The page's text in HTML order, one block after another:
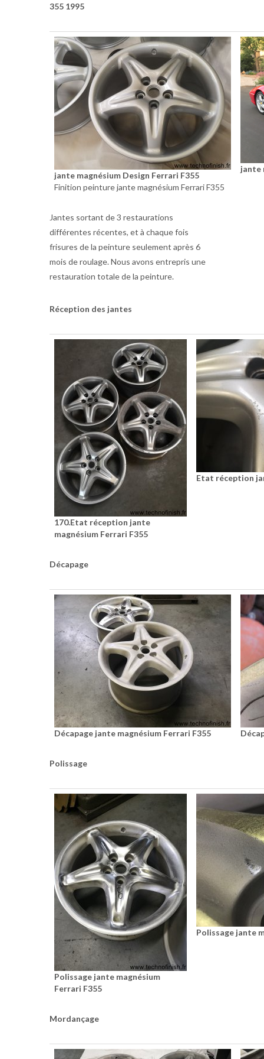
355 1995
jante magnésium Design Ferrari F355
Finition peinture jante magnésium Ferrari F355
jante
Jantes sortant de 3 restaurations
différentes récentes, et à chaque fois
frisures de la peinture seulement après 6
mois de roulage. Nous avons entrepris une
restauration totale de la peinture.
Réception des jantes
170.Etat réception jante
magnésium Ferrari F355
Etat réception
Décapage
Décapage jante magnésium Ferrari F355
Polissage
Polissage jante magnésium
Ferrari F355
Polissage jante
Mordançage